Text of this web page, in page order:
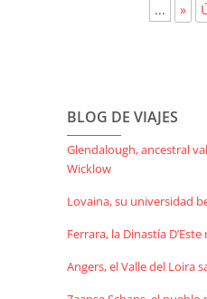
...
»
BLOG DE VIAJES
Glendalough, ancestral
Wicklow
Lovaina, su universidad
Ferrara, la Dinastía
Angers, el Valle del Loira